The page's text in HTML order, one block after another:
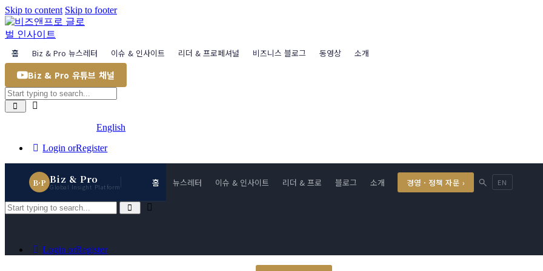
Skip to content Skip to footer
홈 Biz & Pro 뉴스레터 이슈 & 인사이트 리더 & 프로페셔널 비즈니스 블로그 동영상 소개
Biz & Pro 유튜브 채널
English
Login orRegister
B·P Biz & Pro
Global Insight Platform 홈 뉴스레터 이슈 & 인사이트 리더 & 프로 블로그 소개 경영 · 정책 자문 › EN
Login orRegister